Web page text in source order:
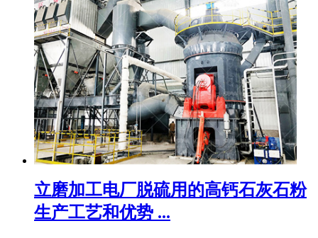
立磨加工电厂脱硫用的高钙石灰石粉
生产工艺和优势 ...